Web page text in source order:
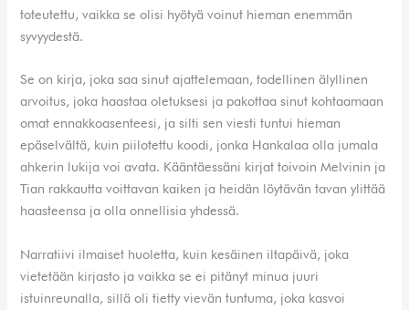
toteutettu, vaikka se olisi hyötyä voinut hieman enemmän
syvyydestä.
Se on kirja, joka saa sinut ajattelemaan, todellinen älyllinen
arvoitus, joka haastaa oletuksesi ja pakottaa sinut kohtaamaan
omat ennakkoasenteesi, ja silti sen viesti tuntui hieman
epäselvältä, kuin piilotettu koodi, jonka Hankalaa olla jumala
ahkerin lukija voi avata. Kääntäessäni kirjat toivoin Melvinin ja
Tian rakkautta voittavan kaiken ja heidän löytävän tavan ylittää
haasteensa ja olla onnellisia yhdessä.
Narratiivi ilmaiset huoletta, kuin kesäinen iltapäivä, joka
vietetään kirjasto ja vaikka se ei pitänyt minua juuri
istuinreunalla, sillä oli tietty vievän tuntuma, joka kasvoi